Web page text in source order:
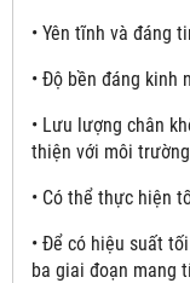
• Yên tĩnh và đáng
• Độ bền đáng kinh
• Lưu lượng chân
thiện với môi trường
• Có thể thực hiện
• Để có hiệu suất
ba giai đoạn mang